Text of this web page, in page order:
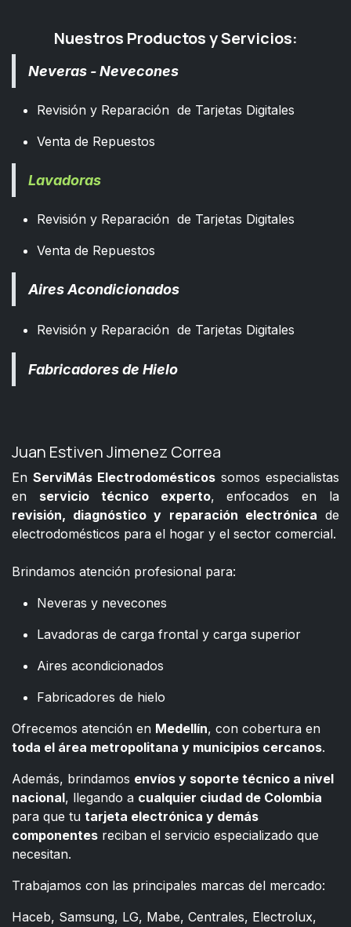
Nuestros Productos y Servicios:
Neveras - Nevecones
Revisión y Reparación de Tarjetas Digitales
Venta de Repuestos
Lavadoras
Revisión y Reparación de Tarjetas Digitales
Venta de Repuestos
Aires Acondicionados
Revisión y Reparación de Tarjetas Digitales
Fabricadores de Hielo
Juan Estiven Jimenez Correa
En ServiMás Electrodomésticos somos especialistas
en servicio técnico experto, enfocados en la
revisión, diagnóstico y reparación electrónica de
electrodomésticos para el hogar y el sector comercial.
Brindamos atención profesional para:
Neveras y nevecones
Lavadoras de carga frontal y carga superior
Aires acondicionados
Fabricadores de hielo
Ofrecemos atención en Medellín, con cobertura en
toda el área metropolitana y municipios cercanos.
Además, brindamos envíos y soporte técnico a nivel
nacional, llegando a cualquier ciudad de Colombia
para que tu tarjeta electrónica y demás
componentes reciban el servicio especializado que
necesitan.
Trabajamos con las principales marcas del mercado:
Haceb, Samsung, LG, Mabe, Centrales, Electrolux,